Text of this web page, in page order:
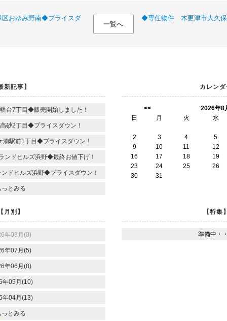
おゆみ野南◆プライスダ
一覧へ
◆専任物件 木更津市大久
新記事】
7丁目◆販売開始しました！
2丁目◆プライスダウン！
駅前1丁目◆プライスダウン！
ドヒルズ浜野◆最終お値下げ！
ドヒルズ浜野◆プライスダウン！
っとみる
カレン
<<
2026年8
日
月 火 水
2 3 4
5
9
10 11
12
16
17 18
19
23
24 25
26
30
31
月別】
年08月(0)
年07月(5)
年06月(8)
年05月(10)
年04月(13)
っとみる
【特集
準備中・